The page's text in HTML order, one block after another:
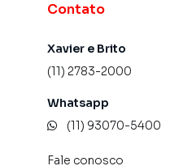
Contato
Xavier e Brito
(11) 2783-2000
Whatsapp
(11) 93070-5400
Fale conosco